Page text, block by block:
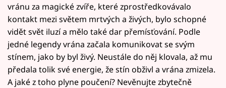
vránu za magické zvíře, které zprostředkovávalo
kontakt mezi světem mrtvých a živých, bylo schopné
vidět svět iluzí a mělo také dar přemísťování. Podle
jedné legendy vrána začala komunikovat se svým
stínem, jako by byl živý. Neustále do něj klovala, až mu
předala tolik své energie, že stín obživl a vrána zmizela.
A jaké z toho plyne poučení? Nevěnujte zbytečně